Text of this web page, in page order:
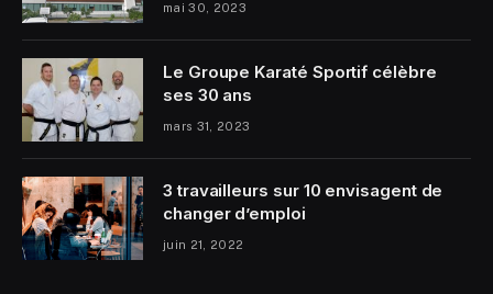
mai 30, 2023
Le Groupe Karaté Sportif célèbre
ses 30 ans
mars 31, 2023
3 travailleurs sur 10 envisagent de
changer d’emploi
juin 21, 2022